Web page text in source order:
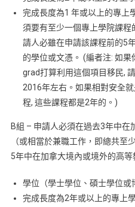
完成長度為1 年或以上的專上
須要有至少一個專上學院課
請人必雖在申請該課程前的5
的學位或文憑。 (編者注: 如
grad打算利用這個項目移民,
2016年左右。如果相對安全
程, 這些課程都是2年的。)
B組 – 申請人必須在過去3年中
（或相當於兼職工作，即總共至
5年中在加拿大境內或境外的高
學位（學士學位、碩士學位或
完成長度為2年或以上的專上